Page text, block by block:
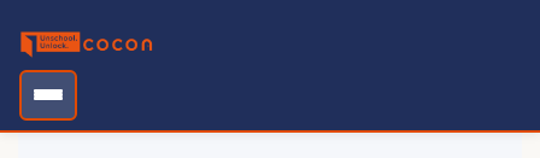
content